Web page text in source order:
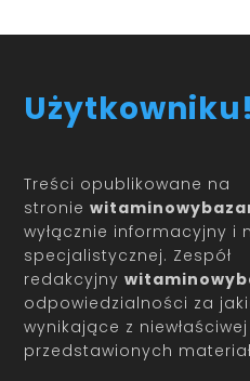
Użytkowniku!
Treści opublikowane na
stronie
wyłącznie informacyjny i
specjalistycznej. Zespół
redakcyjny
odpowiedzialności za
wynikające z
przedstawionych